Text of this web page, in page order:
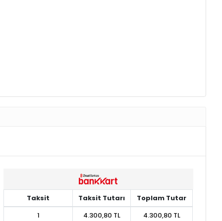
Taksit Taksit Tutarı
Toplam Tutar
1
4.300,80 TL
4.300,80 TL